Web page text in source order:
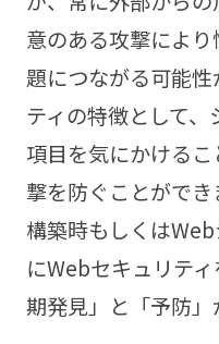
意のある攻撃によ
題につながる可能
ティの特徴として
項目を気にかける
撃を防ぐことがで
構築時もしくは
にWebセキュリテ
期発見」と「予防」